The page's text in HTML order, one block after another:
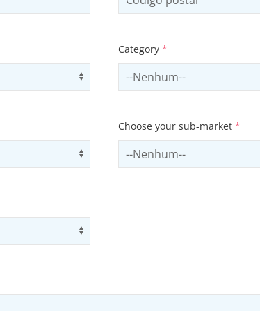
Use arrow keys to navigate
Category *
Select contactCategory
Use arrow keys to navigate
Choose your sub-market *
Select subSector